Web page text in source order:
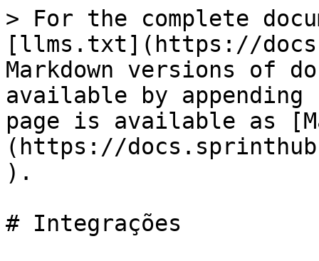
> For the complete
[llms.txt](https://
Markdown versions of
available by
page is available as
(https://
).
# Integrações